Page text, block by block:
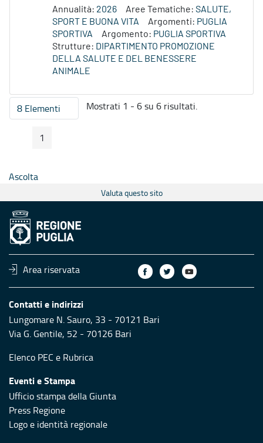
Annualità: 2026 Aree Tematiche: SALUTE,
SPORT E BUONA VITA
Argomenti: PUGLIA
SPORTIVA
Argomento: PUGLIA SPORTIVA
Strutture: DIPARTIMENTO PROMOZIONE
DELLA SALUTE E DEL BENESSERE
ANIMALE
8 ElementiPer pagina
Mostrati 1 - 6 su 6 risultati.
Pagina Precedente
Pagina
1
Ascolta
Valuta questo sito
Area riservata
Contatti e indirizzi
Lungomare N. Sauro, 33 - 70121 Bari
Via G. Gentile, 52 - 70126 Bari
Elenco PEC e Rubrica
Eventi e Stampa
Ufficio stampa della Giunta
Press Regione
Logo e identità regionale